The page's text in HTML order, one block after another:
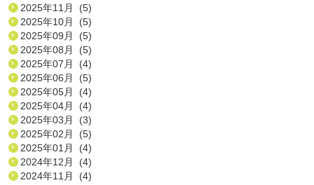
2025年11月 (5)
2025年10月 (5)
2025年09月 (5)
2025年08月 (5)
2025年07月 (4)
2025年06月 (5)
2025年05月 (4)
2025年04月 (4)
2025年03月 (3)
2025年02月 (5)
2025年01月 (4)
2024年12月 (4)
2024年11月 (4)